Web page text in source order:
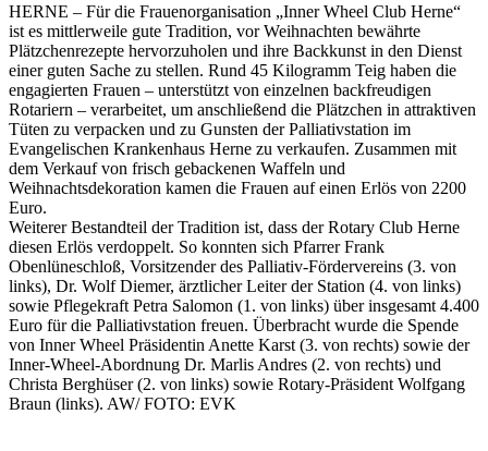
HERNE – Für die Frauenorganisation „Inner Wheel Club Herne“
ist es mittlerweile gute Tradition, vor Weihnachten bewährte
Plätzchenrezepte hervorzuholen und ihre Backkunst in den Dienst
einer guten Sache zu stellen. Rund 45 Kilogramm Teig haben die
engagierten Frauen – unterstützt von einzelnen backfreudigen
Rotariern – verarbeitet, um anschließend die Plätzchen in attraktiven
Tüten zu verpacken und zu Gunsten der Palliativstation im
Evangelischen Krankenhaus Herne zu verkaufen. Zusammen mit
dem Verkauf von frisch gebackenen Waffeln und
Weihnachtsdekoration kamen die Frauen auf einen Erlös von 2200
Euro.
Weiterer Bestandteil der Tradition ist, dass der Rotary Club Herne
diesen Erlös verdoppelt. So konnten sich Pfarrer Frank
Obenlüneschloß, Vorsitzender des Palliativ-Fördervereins (3. von
links), Dr. Wolf Diemer, ärztlicher Leiter der Station (4. von links)
sowie Pflegekraft Petra Salomon (1. von links) über insgesamt 4.400
Euro für die Palliativstation freuen. Überbracht wurde die Spende
von Inner Wheel Präsidentin Anette Karst (3. von rechts) sowie der
Inner-Wheel-Abordnung Dr. Marlis Andres (2. von rechts) und
Christa Berghüser (2. von links) sowie Rotary-Präsident Wolfgang
Braun (links). AW/ FOTO: EVK